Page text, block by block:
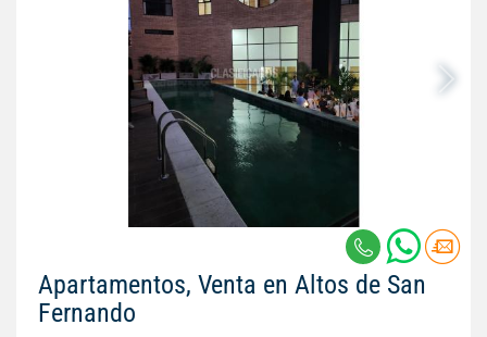
Apartamentos, Venta en Altos de San
Fernando